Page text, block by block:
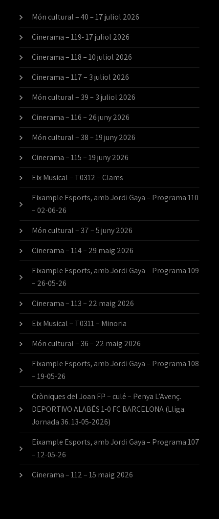
Món cultural – 40 – 17 juliol 2026
Cinerama – 119- 17 juliol 2026
Cinerama – 118 – 10 juliol 2026
Cinerama – 117 – 3 juliol 2026
Món cultural – 39 – 3 juliol 2026
Cinerama – 116 – 26 juny 2026
Món cultural – 38 – 19 juny 2026
Cinerama – 115 – 19 juny 2026
Eix Musical – T0312 – Clams
Eixample Esports, amb Jordi Gaya – Programa 110
– 02-06-26
Món cultural – 37 – 5 juny 2026
Cinerama – 114 – 29 maig 2026
Eixample Esports, amb Jordi Gaya – Programa 109
– 26-05-26
Cinerama – 113 – 22 maig 2026
Eix Musical – T0311 – Minoria
Món cultural – 36 – 22 maig 2026
Eixample Esports, amb Jordi Gaya – Programa 108
– 19-05-26
Cròniques del Joan FP – culé – Penya L’Avenç.
DEPORTIVO ALABÉS 1-0 FC BARCELONA (Lliga.
Jornada 36. 13-05-2026)
Eixample Esports, amb Jordi Gaya – Programa 107
– 12-05-26
Cinerama – 112 – 15 maig 2026